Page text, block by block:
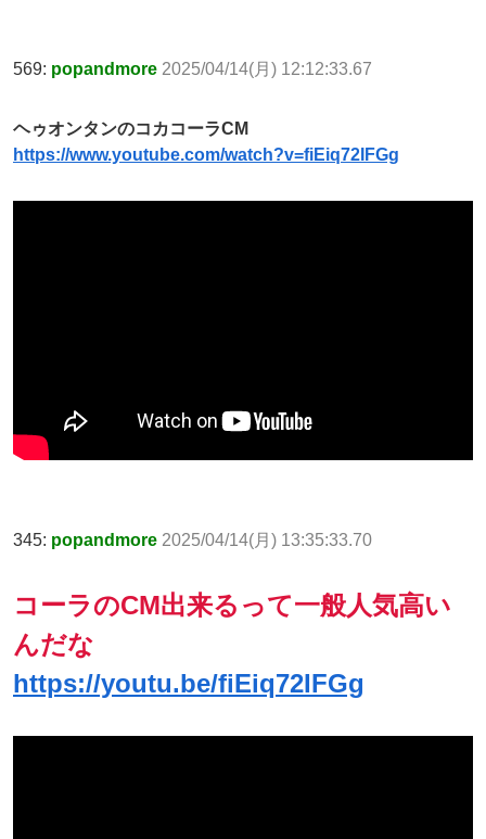
569: popandmore 2025/04/14(月) 12:12:33.67
ヘゥオンタンのコカコーラCM
https://www.youtube.com/watch?v=fiEiq72IFGg
345: popandmore 2025/04/14(月) 13:35:33.70
コーラのCM出来るって一般人気高い
んだな
https://youtu.be/fiEiq72IFGg